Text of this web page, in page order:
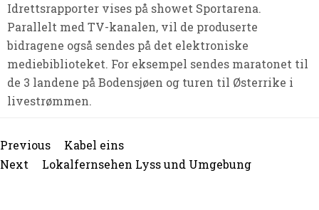
Idrettsrapporter vises på showet Sportarena.
Parallelt med TV-kanalen, vil de produserte
bidragene også sendes på det elektroniske
mediebiblioteket. For eksempel sendes maratonet til
de 3 landene på Bodensjøen og turen til Østerrike i
livestrømmen.
Beitragsnavigation
Previous
Previous
post:
Kabel eins
Next
Next
Lokalfernsehen Lyss und Umgebung